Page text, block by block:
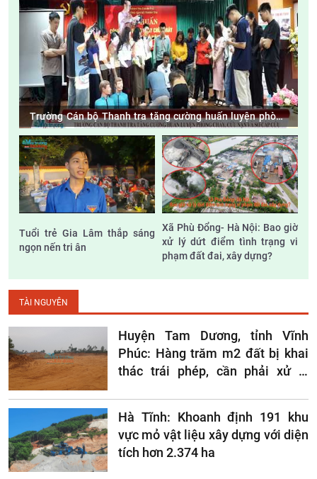
Trường Cán bộ Thanh tra tăng cường huấn luyện phòng
cháy, cứu nạn và sơ cấp cứu
Tuổi trẻ Gia Lâm thắp sáng
ngọn nến tri ân
Xã Phù Đổng- Hà Nội: Bao giờ
xử lý dứt điểm tình trạng vi
phạm đất đai, xây dựng?
TÀI NGUYÊN
Huyện Tam Dương, tỉnh Vĩnh
Phúc: Hàng trăm m2 đất bị khai
thác trái phép, cần phải xử lý
Hà Tĩnh: Khoanh định 191 khu
vực mỏ vật liệu xây dựng với diện
tích hơn 2.374 ha